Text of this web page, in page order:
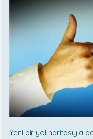
Yeni bir yol haritasıyla